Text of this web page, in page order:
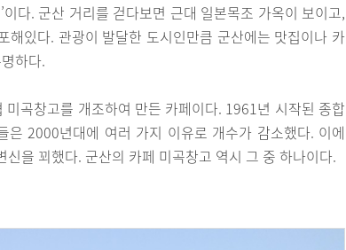
다. 군산 거리를 걷다보면 근대 일본목조 가옥이 보이고,
해있다. 관광이 발달한 도시인만큼 군산에는 맛집이나 카
하다.
곡창고를 개조하여 만든 카페이다. 1961년 시작된 종합
은 2000년대에 여러 가지 이유로 개수가 감소했다. 이에
을 꾀했다. 군산의 카페 미곡창고 역시 그 중 하나이다.